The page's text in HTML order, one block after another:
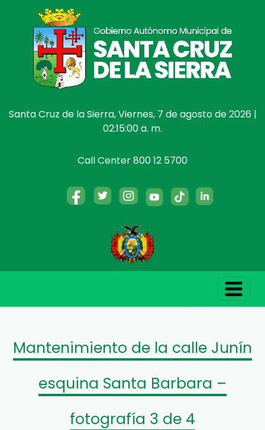
Santa Cruz de la Sierra, Viernes, 7 de agosto de 2026 |
02:15:00 a. m.
Call Center 800 12 5700
Mantenimiento de la calle Junín
esquina Santa Barbara –
fotografía 3 de 4